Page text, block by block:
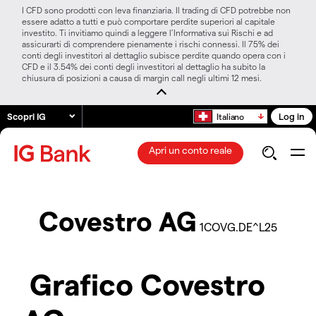
I CFD sono prodotti con leva finanziaria. Il trading di CFD potrebbe non
essere adatto a tutti e può comportare perdite superiori al capitale
investito. Ti invitiamo quindi a leggere l’Informativa sui Rischi e ad
assicurarti di comprendere pienamente i rischi connessi. Il 75% dei
conti degli investitori al dettaglio subisce perdite quando opera con i
CFD e il 3.54% dei conti degli investitori al dettaglio ha subito la
chiusura di posizioni a causa di margin call negli ultimi 12 mesi.
Scopri IG Italiano Log in
Apri un conto reale
Covestro AG 1COVG.DE^L25
Grafico Covestro